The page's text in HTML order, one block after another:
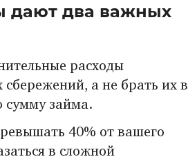
дают два важных
расходы
сбережений, а не брать их в
сумму займа.
40% от вашего
в сложной